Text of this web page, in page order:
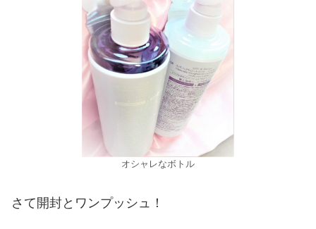
オシャレなボトル
さて開封とワンプッシュ！